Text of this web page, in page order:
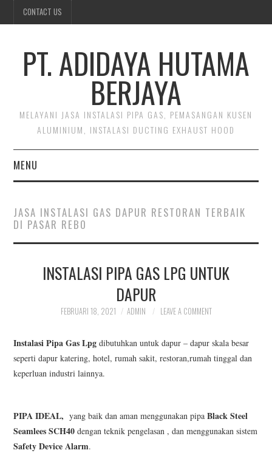
CONTACT US
PT. ADIDAYA HUTAMA
BERJAYA
MELAYANI JASA INSTALASI PIPA GAS, PEMASANGAN KUSEN
ALUMINIUM, INSTALASI DUCTING EXHAUST HOOD
MENU
CONTACT US
CENTRAL
OUR SRVICE
PORTOFOLIO PIPA GAS
JASA INSTALASI GAS DAPUR RESTORAN TERBAIK
DI PASAR REBO
INSTALASI PIPA GAS LPG UNTUK
DAPUR
FEBRUARI 18, 2021 ADMIN LEAVE A COMMENT
Instalasi Pipa Gas Lpg dibutuhkan untuk dapur – dapur skala besar
seperti dapur katering, hotel, rumah sakit, restoran,rumah tinggal dan
keperluan industri lainnya.
PIPA IDEAL, yang baik dan aman menggunakan pipaBlack Steel
Seamlees SCH40 dengan teknik pengelasan , dan menggunakan sistem
Safety Device Alarm.